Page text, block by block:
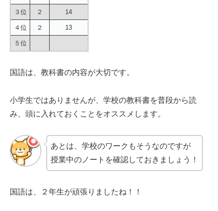
３位 ２ 14
４位 ２ 13
５位
国語は、教科書の内容が大切です。
小学生ではありませんが、学校の教科書を普段から読
み、頭に入れておくことをオススメします。
あとは、学校のワークもそうなのですが
授業中のノートを確認しておきましょう！
国語は、２年生が頑張りましたね！！